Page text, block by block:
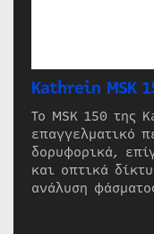
Kathrein MSK
Το MSK 150 της
επαγγελματικό
δορυφορικά,
και οπτικά
ανάλυση